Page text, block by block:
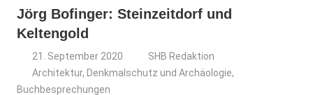
Jörg Bofinger: Steinzeitdorf und
Keltengold
21. September 2020
SHB Redaktion
Architektur, Denkmalschutz und Archäologie,
Buchbesprechungen